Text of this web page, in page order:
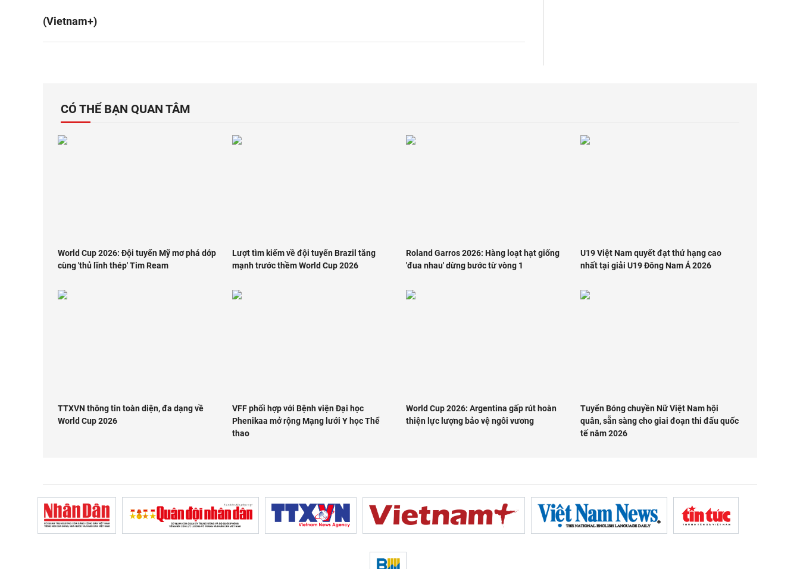
(Vietnam+)
CÓ THỂ BẠN QUAN TÂM
World Cup 2026: Đội tuyển Mỹ mơ phá dớp
cùng 'thủ lĩnh thép' Tim Ream
Lượt tìm kiếm về đội tuyển Brazil tăng
mạnh trước thềm World Cup 2026
Roland Garros 2026: Hàng loạt hạt giống
'đua nhau' dừng bước từ vòng 1
U19 Việt Nam quyết đạt thứ hạng cao
nhất tại giải U19 Đông Nam Á 2026
TTXVN thông tin toàn diện, đa dạng về
World Cup 2026
VFF phối hợp với Bệnh viện Đại học
Phenikaa mở rộng Mạng lưới Y học Thể
thao
World Cup 2026: Argentina gấp rút hoàn
thiện lực lượng bảo vệ ngôi vương
Tuyển Bóng chuyền Nữ Việt Nam hội
quân, sẵn sàng cho giai đoạn thi đấu quốc
tế năm 2026